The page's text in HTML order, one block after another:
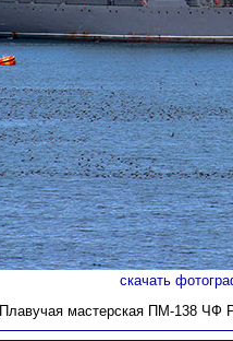
скачать
Плавучая мастерская ПМ-138 ЧФ